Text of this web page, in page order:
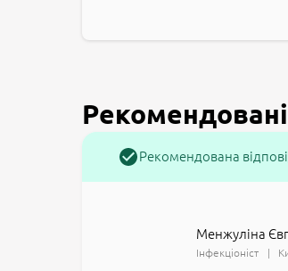
Рекомендовані
Рекомендована
Менжуліна
Інфекціоніст